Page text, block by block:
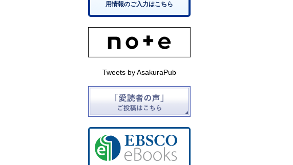
用情報のご入力はこちら
Tweets by AsakuraPub